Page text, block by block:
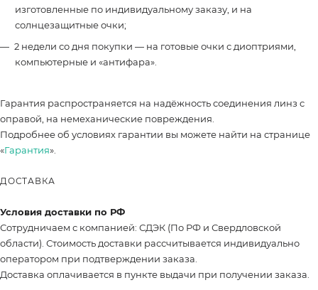
изготовленные по индивидуальному заказу, и на
солнцезащитные очки;
2 недели со дня покупки — на готовые очки с диоптриями,
компьютерные и «антифара».
Гарантия распространяется на надёжность соединения линз с
оправой, на немеханические повреждения.
Подробнее об условиях гарантии вы можете найти на странице
«Гарантия».
ДОСТАВКА
Условия доставки по РФ
Сотрудничаем с компанией: СДЭК (По РФ и Свердловской
области). Стоимость доставки рассчитывается индивидуально
оператором при подтверждении заказа.
Доставка оплачивается в пункте выдачи при получении заказа.